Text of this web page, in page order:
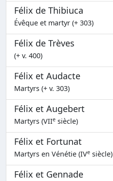
Félix de Thibiuca
Évêque et martyr (+ 303)
Félix de Trèves
(+ v. 400)
Félix et Audacte
Martyrs (+ v. 303)
Félix et Augebert
Martyrs (VIIe siècle)
Félix et Fortunat
Martyrs en Vénétie (IVe siècle)
Félix et Gennade